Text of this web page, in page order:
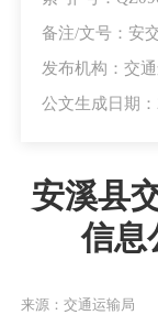
备注/文号：安
发布机构：交
公文生成日期
安溪县
信息
来源：交通运输局